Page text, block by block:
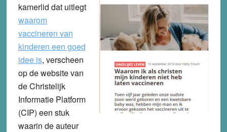
kamerlid dat uitlegt
waarom
vaccineren van
kinderen een goed
idee is, verscheen
op de website van
de Christelijk
Informatie Platform
(CIP) een stuk
waarin de auteur